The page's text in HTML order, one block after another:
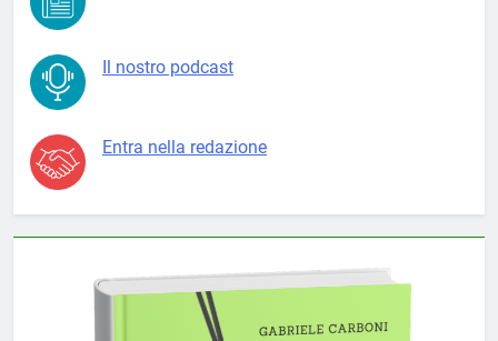
Il nostro podcast
Entra nella redazione